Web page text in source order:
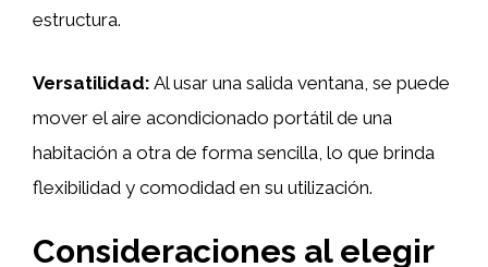
estructura.
Versatilidad: Al usar una salida ventana, se puede
mover el aire acondicionado portátil de una
habitación a otra de forma sencilla, lo que brinda
flexibilidad y comodidad en su utilización.
Consideraciones al elegir